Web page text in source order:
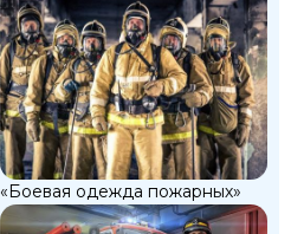
«Боевая одежда пожарных»